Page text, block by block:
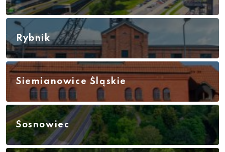
Rybnik
Siemianowice Śląskie
Sosnowiec